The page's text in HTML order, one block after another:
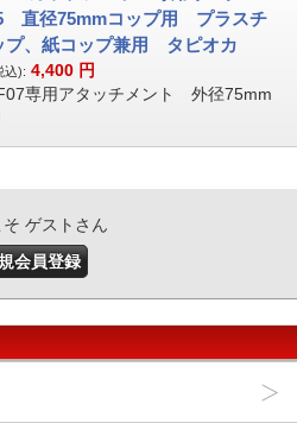
直径75mmコップ用 プラスチ
プ、紙コップ兼用 タピオカ
込): 4,400 円
専用アタッチメント 外径75mm
そ ゲストさん
会員登録